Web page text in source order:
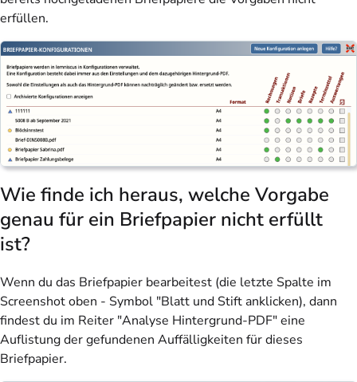
erfüllen.
Wie finde ich heraus, welche Vorgabe
genau für ein Briefpapier nicht erfüllt
ist?
Wenn du das Briefpapier bearbeitest (die letzte Spalte im
Screenshot oben - Symbol "Blatt und Stift anklicken), dann
findest du im Reiter "Analyse Hintergrund-PDF" eine
Auflistung der gefundenen Auffälligkeiten für dieses
Briefpapier.